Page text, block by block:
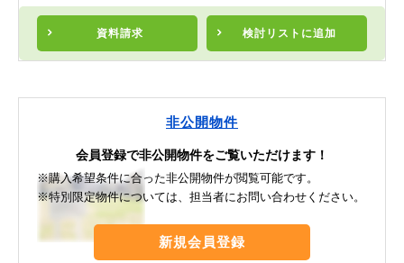
資料請求 検討リスト に追加
非公開物件
会員登録で非公開物件をご覧いただけます！
※購入希望条件に合った非公開物件が閲覧可能です。
※特別限定物件については、担当者にお問い合わせください。
新規会員登録